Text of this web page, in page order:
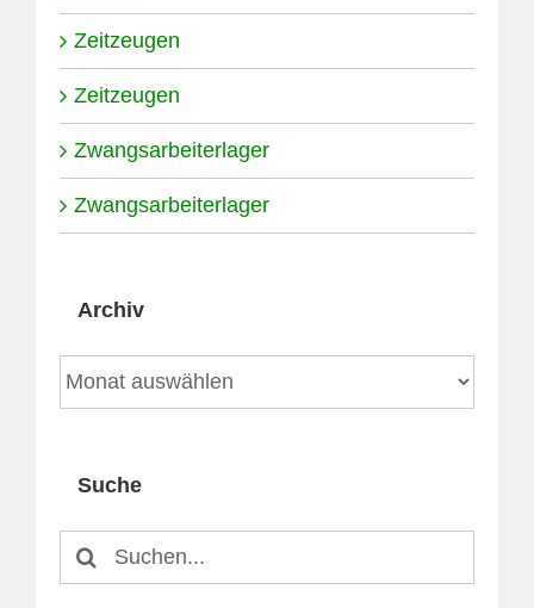
Zeitzeugen
Zeitzeugen
Zwangsarbeiterlager
Zwangsarbeiterlager
Archiv
Archiv
Suche
Suche
nach: